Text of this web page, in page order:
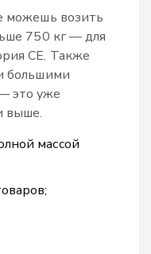
можешь возить
750 кг — для
CE. Также
большими
это уже
выше.
массой